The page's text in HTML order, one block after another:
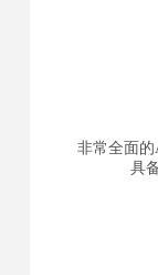
非常全面的
具